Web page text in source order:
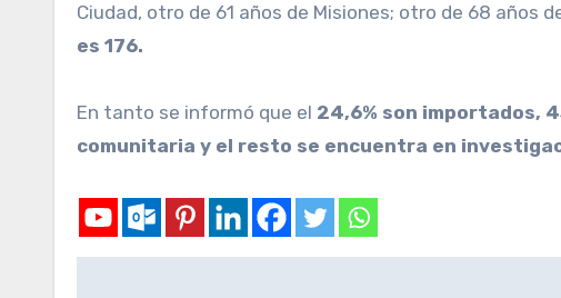
Ciudad, otro de 61 años de Misiones; otro de 68 años
es 176.
En tanto se informó que el 24,6% son importados,
comunitaria y el resto se encuentra en